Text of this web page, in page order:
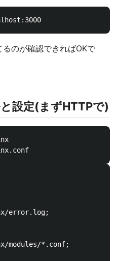
のが確認できればOKで
設定(まずHTTPで)
error.log;
modules/*.conf;